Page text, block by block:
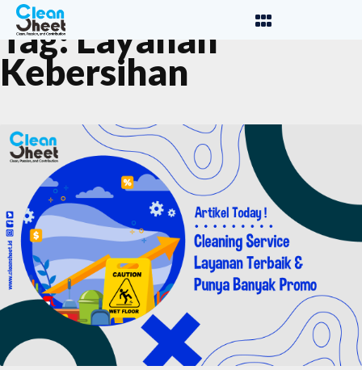
Tag: Layanan
Kebersihan